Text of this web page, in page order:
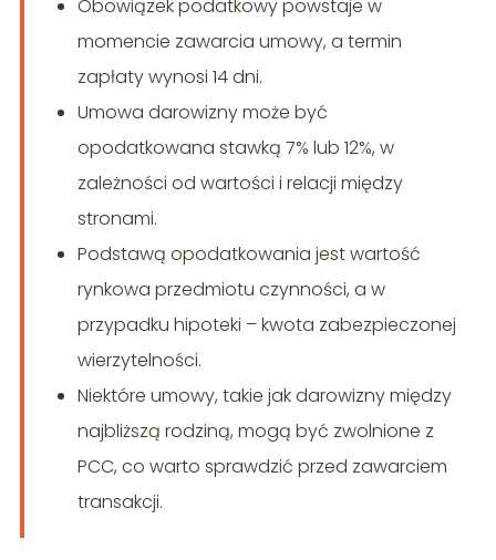
Obowiązek podatkowy powstaje w
momencie zawarcia umowy, a termin
zapłaty wynosi 14 dni.
Umowa darowizny może być
opodatkowana stawką 7% lub 12%, w
zależności od wartości i relacji między
stronami.
Podstawą opodatkowania jest wartość
rynkowa przedmiotu czynności, a w
przypadku hipoteki – kwota zabezpieczonej
wierzytelności.
Niektóre umowy, takie jak darowizny między
najbliższą rodziną, mogą być zwolnione z
PCC, co warto sprawdzić przed zawarciem
transakcji.